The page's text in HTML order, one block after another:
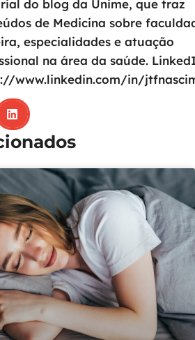
do blog da Unime, que traz
de Medicina sobre
especialidades e atuação
na área da saúde.
www.linkedin.com/in/